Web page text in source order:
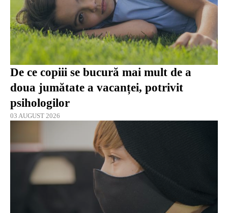
De ce copiii se bucură mai mult de a
doua jumătate a vacanței, potrivit
psihologilor
03 AUGUST 2026